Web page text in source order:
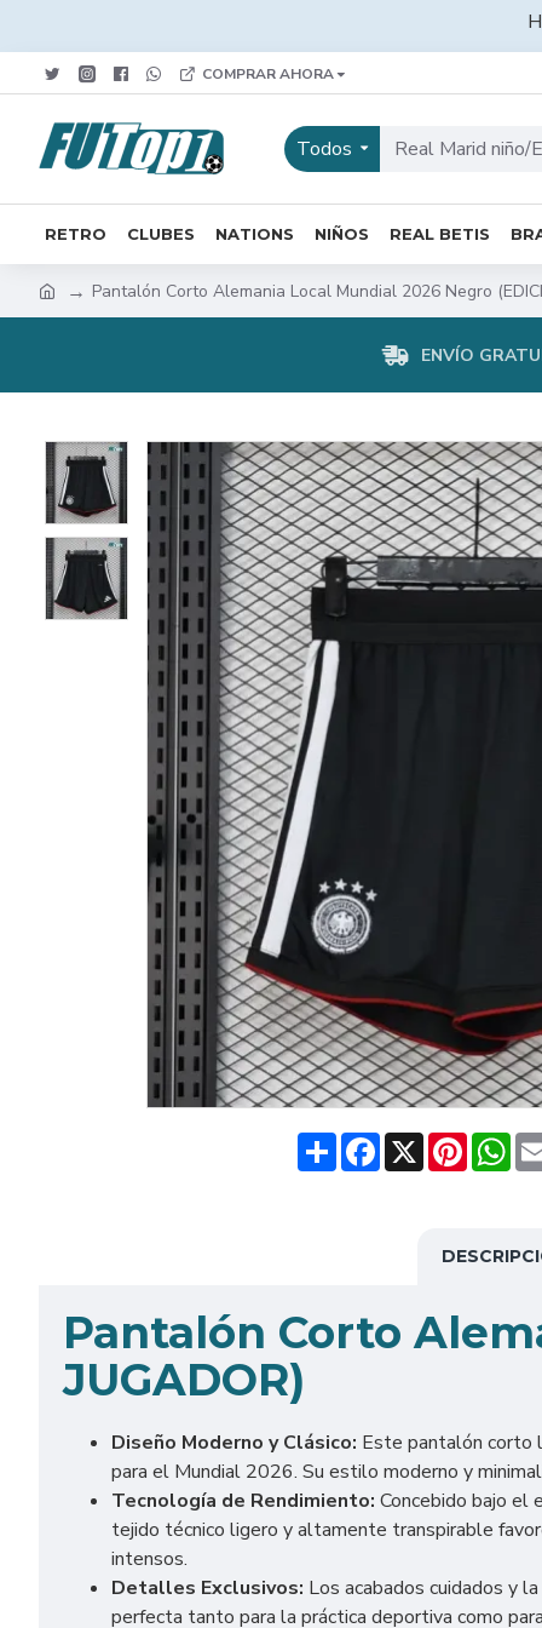
COMPRAR AHORA
Todos
RETRO CLUBES NATIONS NIÑOS REAL BETIS
Pantalón Corto Alemania Local Mundial 2026 Negro
ENVÍO
ShareFacebook
X
Pantalón Corto
JUGADOR)
Diseño Moderno y Clásico: Este pantalón corto
para el Mundial 2026. Su estilo moderno y
Tecnología de Rendimiento: Concebido bajo el
tejido técnico ligero y altamente transpirable
intensos.
Detalles Exclusivos: Los acabados cuidados y
perfecta tanto para la práctica deportiva como